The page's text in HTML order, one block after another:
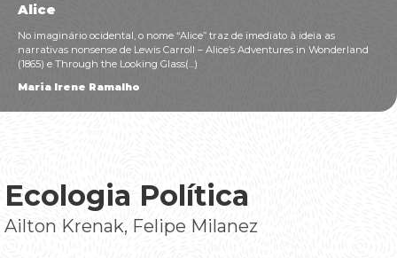
Alice
No imaginário ocidental, o nome “Alice” traz de imediato à ideia as
narrativas nonsense de Lewis Carroll – Alice’s Adventures in Wonderland
(1865) e Through the Looking Glass(...)
Maria Irene Ramalho
Ecologia Política
Ailton Krenak, Felipe Milanez